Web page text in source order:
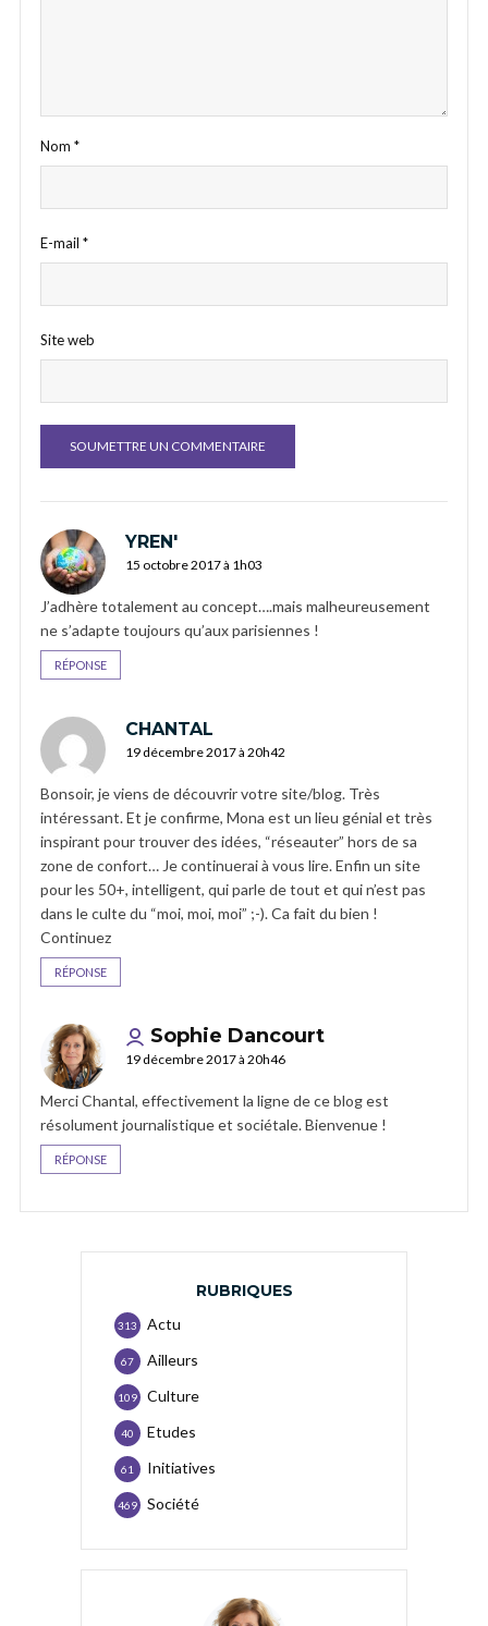
Nom *
E-mail *
Site web
YREN'
15 octobre 2017 à 1h03
J’adhère totalement au concept….mais malheureusement
ne s’adapte toujours qu’aux parisiennes !
RÉPONSE
CHANTAL
19 décembre 2017 à 20h42
Bonsoir, je viens de découvrir votre site/blog. Très
intéressant. Et je confirme, Mona est un lieu génial et très
inspirant pour trouver des idées, “réseauter” hors de sa
zone de confort… Je continuerai à vous lire. Enfin un site
pour les 50+, intelligent, qui parle de tout et qui n’est pas
dans le culte du “moi, moi, moi” ;-). Ca fait du bien !
Continuez
RÉPONSE
Sophie Dancourt
19 décembre 2017 à 20h46
Merci Chantal, effectivement la ligne de ce blog est
résolument journalistique et sociétale. Bienvenue !
RÉPONSE
RUBRIQUES
Actu
313
Ailleurs
67
Culture
109
Etudes
40
Initiatives
61
Société
469